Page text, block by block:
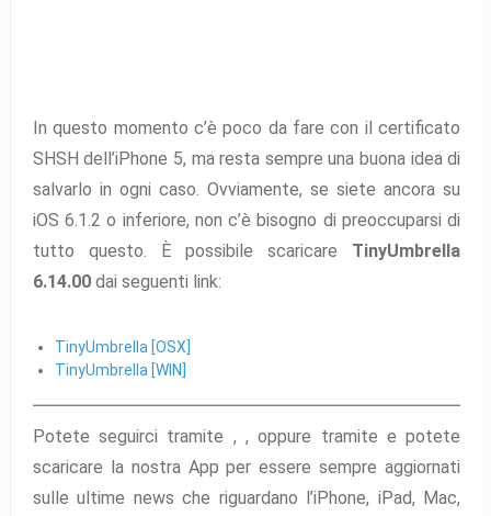
In questo momento c’è poco da fare con il certificato
SHSH dell’iPhone 5, ma resta sempre una buona idea di
salvarlo in ogni caso. Ovviamente, se siete ancora su
iOS 6.1.2 o inferiore, non c’è bisogno di preoccuparsi di
tutto questo.
È possibile scaricare TinyUmbrella
6.14.00 dai seguenti link:
TinyUmbrella [OSX]
TinyUmbrella [WIN]
Potete seguirci tramite , ,oppure tramite e potete
scaricare la nostra App per essere sempre aggiornati
sulle ultime news che riguardano l’iPhone, iPad, Mac,